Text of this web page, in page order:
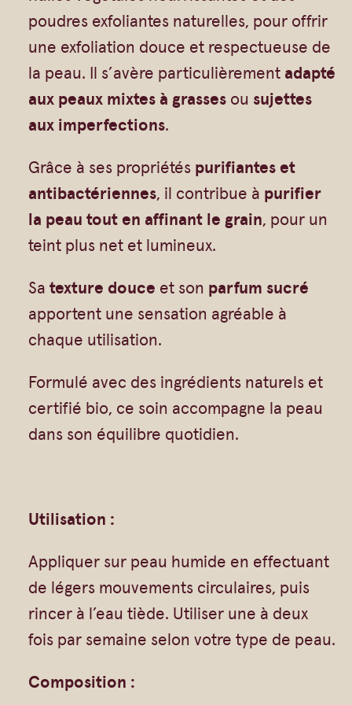
Vrac
Authentiques
Savons moulés
Beurre de Karité
Végétales
Savon Noir
Savons sur corde
Argiles
Eaux florales
Exfoliants
Huiles à massage
Hydratants
Savons en barre
Savons sur corde
Gommages
Savons en barre
Huiles
Shampoings
poudres exfoliantes naturelles, pour offrir
une exfoliation douce et respectueuse de
la peau. Il s’avère particulièrement adapté
aux peaux mixtes à grasses ou sujettes
aux imperfections.
Grâce à ses propriétés purifiantes et
antibactériennes, il contribue à purifier
la peau tout en affinant le grain, pour un
teint plus net et lumineux.
Satexture douce et son parfum sucré
apportent une sensation agréable à
chaque utilisation.
Formulé avec des ingrédients naturels et
certifié bio, ce soin accompagne la peau
dans son équilibre quotidien.
Utilisation :
Appliquer sur peau humide en effectuant
de légers mouvements circulaires, puis
rincer à l’eau tiède. Utiliser une à deux
fois par semaine selon votre type de peau.
Composition :
i
t
é
d
e
o
m
m
a
V
s
a
g
A
I
B
I
O